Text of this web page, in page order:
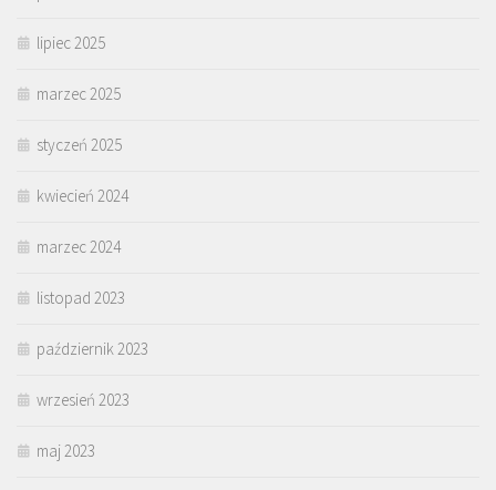
lipiec 2025
marzec 2025
styczeń 2025
kwiecień 2024
marzec 2024
listopad 2023
październik 2023
wrzesień 2023
maj 2023